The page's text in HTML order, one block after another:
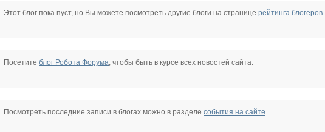
Этот блог пока пуст, но Вы можете посмотреть другие блоги на странице рейтинга блогеров.
Посетите блог Робота Форума, чтобы быть в курсе всех новостей сайта.
Посмотреть последние записи в блогах можно в разделе события на сайте.